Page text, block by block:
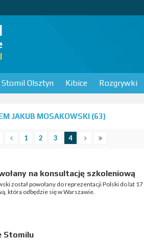
Stomil Olsztyn Kibice Rozgrywki
JAKUB MOSAKOWSKI (63)
1 2 3 4
na konsultację szkoleniową
został powołany do reprezentacji Polski do lat 17
która odbędzie się w Warszawie.
Stomilu